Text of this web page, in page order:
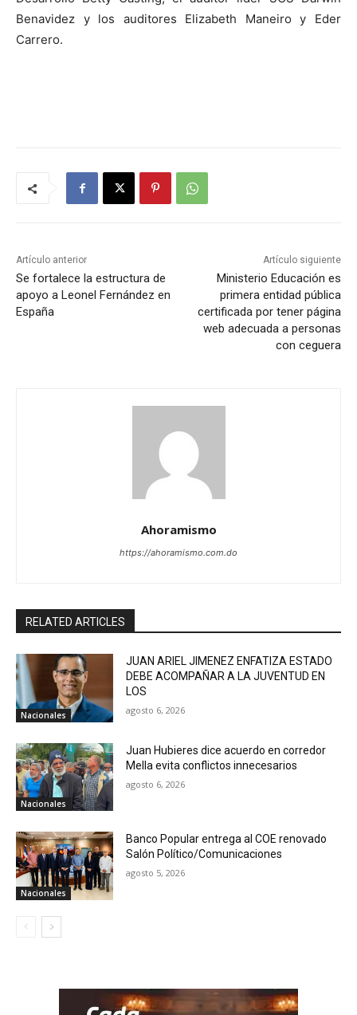
Benavidez y los auditores Elizabeth Maneiro y Eder
Carrero.
Artículo anterior
Se fortalece la estructura de
apoyo a Leonel Fernández en
España
Artículo siguiente
Ministerio Educación es
primera entidad pública
certificada por tener página
web adecuada a personas
con ceguera
Ahoramismo
https://ahoramismo.com.do
RELATED ARTICLES
Nacionales
JUAN ARIEL JIMENEZ ENFATIZA ESTADO
DEBE ACOMPAÑAR A LA JUVENTUD EN
LOS
agosto 6, 2026
Nacionales
Juan Hubieres dice acuerdo en corredor
Mella evita conflictos innecesarios
agosto 6, 2026
Nacionales
Banco Popular entrega al COE renovado
Salón Político/Comunicaciones
agosto 5, 2026